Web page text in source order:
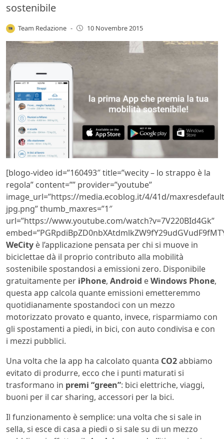
sostenibile
Team Redazione - 10 Novembre 2015
[blogo-video id=”160493″ title=”wecity – lo strappo è la
regola” content=”” provider=”youtube”
image_url=”https://media.ecoblog.it/4/41d/
jpg.png” thumb_maxres=”1″
url=”https://www.youtube.com/watch?v=7V220BId4Gk”
WeCity è l’applicazione pensata per chi si muove in
biciclettae dà il proprio contributo alla mobilità
sostenibile spostandosi a emissioni zero. Disponibile
gratuitamente per iPhone, Android eWindows Phone,
questa app calcola quante emissioni emetteremmo
quotidianamente spostandoci con un mezzo
motorizzato provato e quanto, invece, risparmiamo con
gli spostamenti a piedi, in bici, con auto condivisa e con
i mezzi pubblici.
Una volta che la app ha calcolato quanta CO2abbiamo
evitato di produrre, ecco che i punti maturati si
trasformano in premi “green”: bici elettriche, viaggi,
buoni per il car sharing, accessori per la bici.
Il funzionamento è semplice: una volta che si sale in
sella, si esce di casa a piedi o si sale su di un mezzo